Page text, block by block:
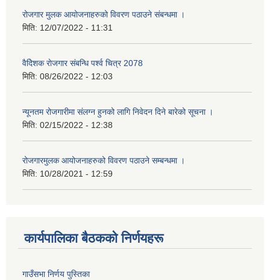
रोजगार मुलक आयोजनाहरुको विवरण पठाउने संबन्धमा ।
मिति: 12/07/2022 - 11:31
वैदेिशक राेजगार संबन्धि पर्श्व चित्र 2078
मिति: 08/26/2022 - 12:03
न्यूनतम रोजगारीमा संलग्न हुनको लागि निवेदन दिने बारेको सूचना ।
मिति: 02/15/2022 - 12:38
रोजगारमुलक आयोजनाहरुको विवरण पठाउने सम्बन्धमा ।
मिति: 10/28/2021 - 12:59
कार्यपालिका बैठकको निर्णयहरू
गाउँसभा निर्णय पुस्तिका